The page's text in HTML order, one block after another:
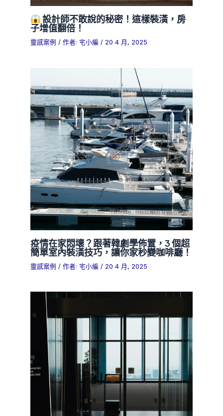
設計師不敢說的秘密！這樣裝潢，房
子增值翻倍！
靈感案例 / 作者: 宅小編/ 20 4 月, 2025
疫情在家悶壞？跟著韓劇學佈置，3 個超
簡單室內裝潢技巧，讓你家秒變咖啡廳！
靈感案例 / 作者: 宅小編 / 20 4 月, 2025